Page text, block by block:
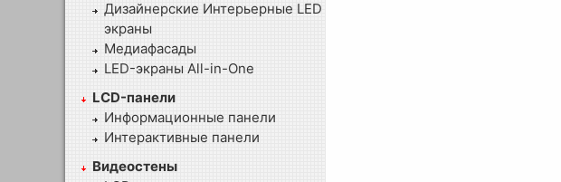
Дизайнерские Интерьерные LED
экраны
Медиафасады
LED-экраны All-in-One
LCD-панели
Информационные панели
Интерактивные панели
Видеостены